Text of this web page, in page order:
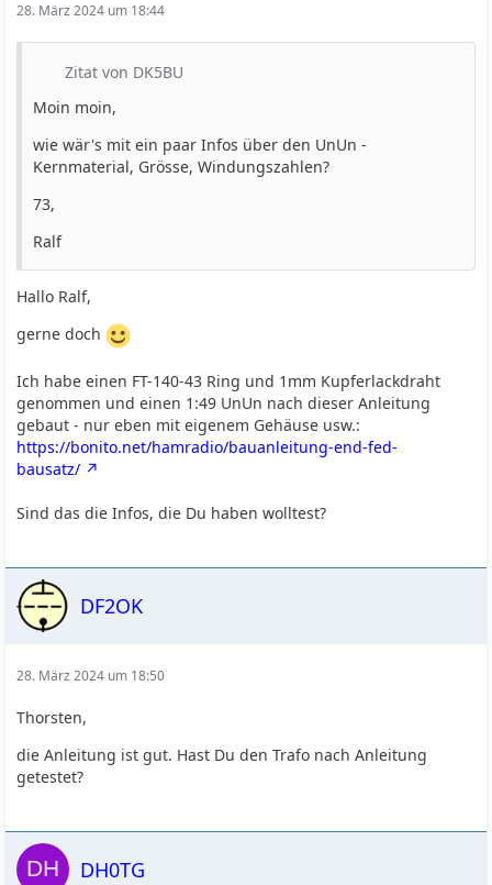
28. März 2024 um 18:44
Zitat von DK5BU
Moin moin,
wie wär's mit ein paar Infos über den UnUn -
Kernmaterial, Grösse, Windungszahlen?
73,
Ralf
Hallo Ralf,
gerne doch
Ich habe einen FT-140-43 Ring und 1mm Kupferlackdraht
genommen und einen 1:49 UnUn nach dieser Anleitung
gebaut - nur eben mit eigenem Gehäuse usw.:
https://bonito.net/hamradio/bauanleitung-end-fed-
bausatz/
Sind das die Infos, die Du haben wolltest?
DF2OK
28. März 2024 um 18:50
Thorsten,
die Anleitung ist gut. Hast Du den Trafo nach Anleitung
getestet?
DH0TG